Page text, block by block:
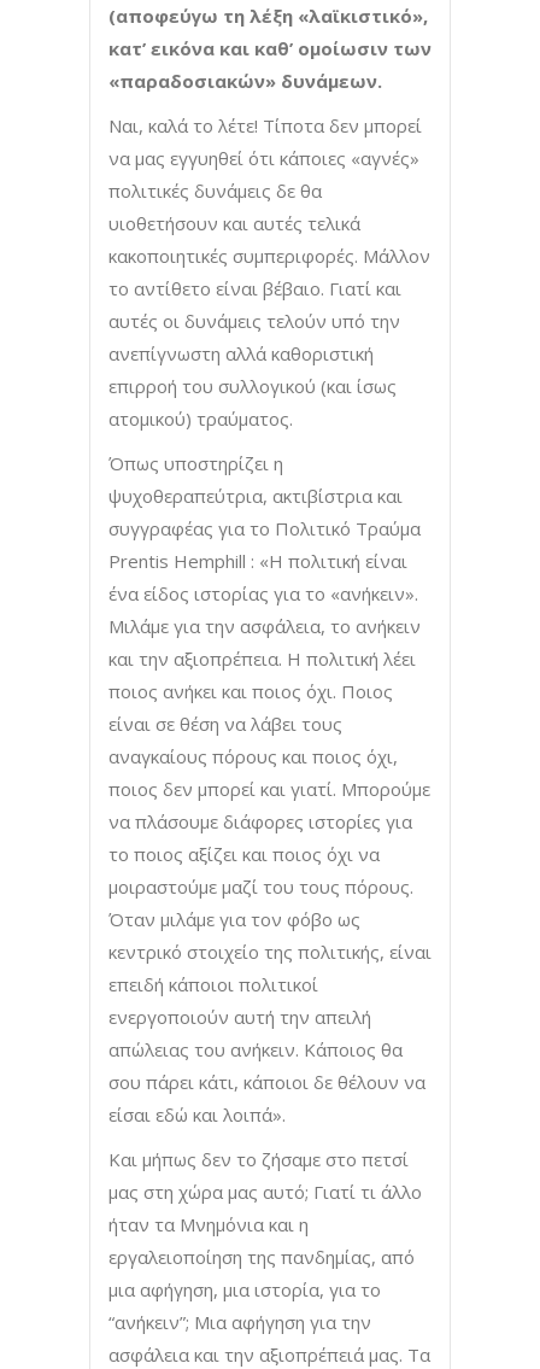
(αποφεύγω τη λέξη «λαϊκιστικό»,
κατ’ εικόνα και καθ’ ομοίωσιν των
«παραδοσιακών» δυνάμεων.
Ναι, καλά το λέτε! Τίποτα δεν μπορεί
να μας εγγυηθεί ότι κάποιες «αγνές»
πολιτικές δυνάμεις δε θα
υιοθετήσουν και αυτές τελικά
κακοποιητικές συμπεριφορές. Μάλλον
το αντίθετο είναι βέβαιο. Γιατί και
αυτές οι δυνάμεις τελούν υπό την
ανεπίγνωστη αλλά καθοριστική
επιρροή του συλλογικού (και ίσως
ατομικού) τραύματος.
Όπως υποστηρίζει η
ψυχοθεραπεύτρια, ακτιβίστρια και
συγγραφέας για το Πολιτικό Τραύμα
Prentis Hemphill : «Η πολιτική είναι
ένα είδος ιστορίας για το «ανήκειν».
Μιλάμε για την ασφάλεια, το ανήκειν
και την αξιοπρέπεια. Η πολιτική λέει
ποιος ανήκει και ποιος όχι. Ποιος
είναι σε θέση να λάβει τους
αναγκαίους πόρους και ποιος όχι,
ποιος δεν μπορεί και γιατί. Μπορούμε
να πλάσουμε διάφορες ιστορίες για
το ποιος αξίζει και ποιος όχι να
μοιραστούμε μαζί του τους πόρους.
Όταν μιλάμε για τον φόβο ως
κεντρικό στοιχείο της πολιτικής, είναι
επειδή κάποιοι πολιτικοί
ενεργοποιούν αυτή την απειλή
απώλειας του ανήκειν. Κάποιος θα
σου πάρει κάτι, κάποιοι δε θέλουν να
είσαι εδώ και λοιπά».
Και μήπως δεν το ζήσαμε στο πετσί
μας στη χώρα μας αυτό; Γιατί τι άλλο
ήταν τα Μνημόνια και η
εργαλειοποίηση της πανδημίας, από
μια αφήγηση, μια ιστορία, για το
“ανήκειν”; Μια αφήγηση για την
ασφάλεια και την αξιοπρέπειά μας. Τα